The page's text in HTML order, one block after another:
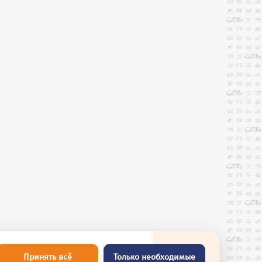
Принять всё Только необходимые